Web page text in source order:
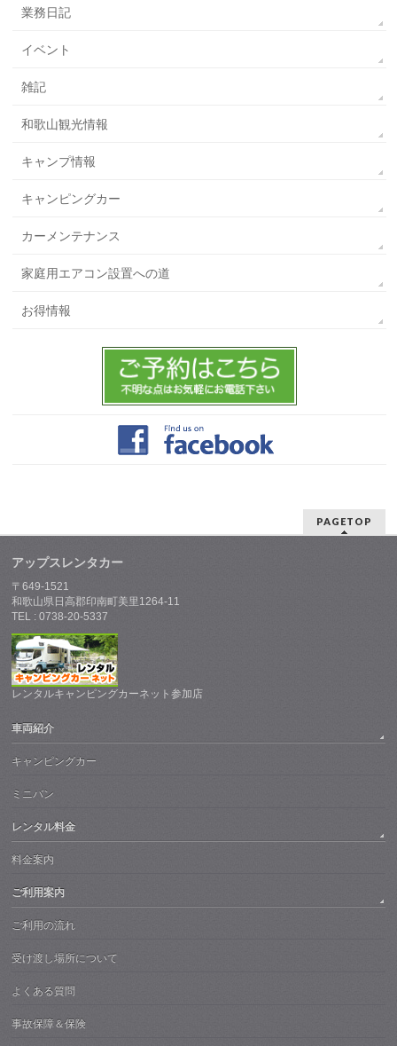
業務日記
イベント
雑記
和歌山観光情報
キャンプ情報
キャンピングカー
カーメンテナンス
家庭用エアコン設置への道
お得情報
PAGETOP
アップスレンタカー
〒649-1521
和歌山県日高郡印南町美里1264-11
TEL : 0738-20-5337
レンタルキャンピングカーネット参加店
車両紹介
キャンピングカー
ミニバン
レンタル料金
料金案内
ご利用案内
ご利用の流れ
受け渡し場所について
よくある質問
事故保障＆保険